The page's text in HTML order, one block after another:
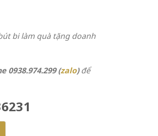
bi làm quà tặng doanh
0938.974.299 (zalo)để